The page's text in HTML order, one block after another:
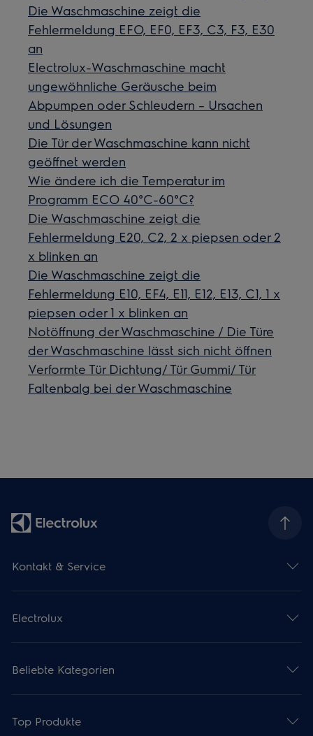
Die Waschmaschine zeigt die
Fehlermeldung EFO, EF0, EF3, C3, F3, E30
an
Electrolux-Waschmaschine macht
ungewöhnliche Geräusche beim
Abpumpen oder Schleudern – Ursachen
und Lösungen
Die Tür der Waschmaschine kann nicht
geöffnet werden
Wie ändere ich die Temperatur im
Programm ECO 40°C-60°C?
Die Waschmaschine zeigt die
Fehlermeldung E20, C2, 2 x piepsen oder 2
x blinken an
Die Waschmaschine zeigt die
Fehlermeldung E10, EF4, E11, E12, E13, C1, 1 x
piepsen oder 1 x blinken an
Notöffnung der Waschmaschine / Die Türe
der Waschmaschine lässt sich nicht öffnen
Verformte Tür Dichtung/ Tür Gummi/ Tür
Faltenbalg bei der Waschmaschine
Kontakt & Service
Electrolux
Beliebte Kategorien
Top Produkte